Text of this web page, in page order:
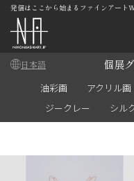
発信はここから始まるファインアート
日本語 個展
油彩画 アクリル画
ジークレー
シル